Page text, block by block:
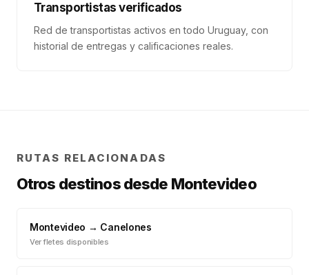
Transportistas verificados
Red de transportistas activos en todo Uruguay, con
historial de entregas y calificaciones reales.
RUTAS RELACIONADAS
Otros destinos desde Montevideo
Montevideo → Canelones
Ver fletes disponibles